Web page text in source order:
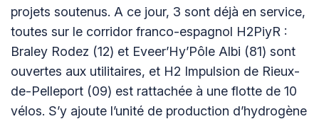
projets soutenus. A ce jour, 3 sont déjà en service,
toutes sur le corridor franco-espagnol H2PiyR :
Braley Rodez (12) et Eveer’Hy’Pôle Albi (81) sont
ouvertes aux utilitaires, et H2 Impulsion de Rieux-
de-Pelleport (09) est rattachée à une flotte de 10
vélos. S’y ajoute l’unité de production d’hydrogène